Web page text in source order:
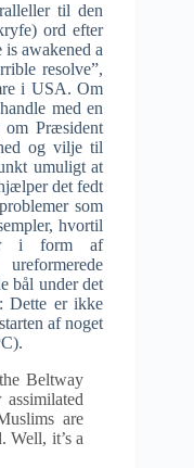
til den
ord efter
awakened a
resolve”,
i USA. Om
med en
om Præsident
og vilje til
umuligt at
det fedt
som
hvortil
i form af
bål under det
Dette er ikke
af noget
Beltway
are
Well, it’s a